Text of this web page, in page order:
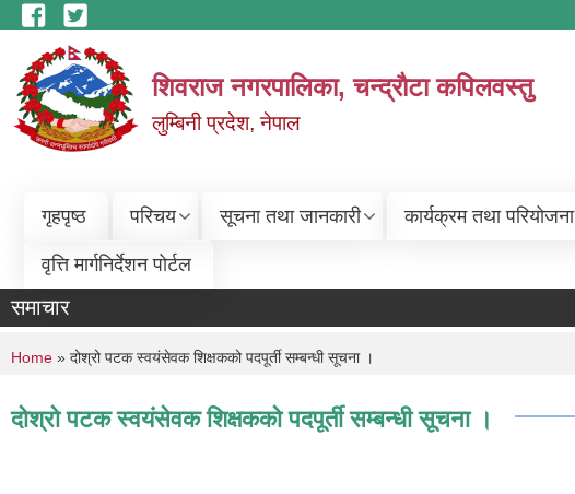
Skip to main content
शिवराज नगरपालिका, चन्द्राैटा कपिलवस्तु
लुम्बिनी प्रदेश, नेपाल
गृहपृष्ठ परिचय सूचना तथा जानकारी कार्यक्रम तथा परियोजना
वृत्ति मार्गनिर्देशन पोर्टल
समाचार
You are here
Home » दोश्रो पटक स्वयंसेवक शिक्षकको पदपूर्ती सम्बन्धी सूचना ।
दोश्रो पटक स्वयंसेवक शिक्षकको पदपूर्ती सम्बन्धी सूचना ।